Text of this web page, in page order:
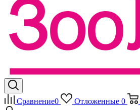
Сравнение0 Отложенные 0